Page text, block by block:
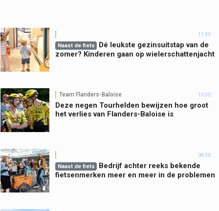
11:30
Naast de fiets
Dé leukste gezinsuitstap van de
zomer? Kinderen gaan op wielerschattenjacht
Team Flanders-Baloise 10:30
Deze negen Tourhelden bewijzen hoe groot
het verlies van Flanders-Baloise is
09:30
Naast de fiets
Bedrijf achter reeks bekende
fietsenmerken meer en meer in de problemen